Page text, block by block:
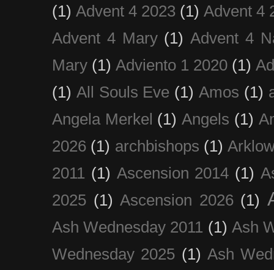
(1) Advent 4 2023 (1) Advent 4
Advent 4 Mary (1) Advent 4
Mary (1) Adviento 1 2020 (1)
(1) All Souls Eve (1) Amos (1)
Angela Merkel (1) Angels (1)
2026 (1) archbishops (1)
2011 (1) Ascension 2014 (1)
2025 (1) Ascension 2026 (1)
Ash Wednesday 2011 (1) Ash
Wednesday 2025 (1) Ash